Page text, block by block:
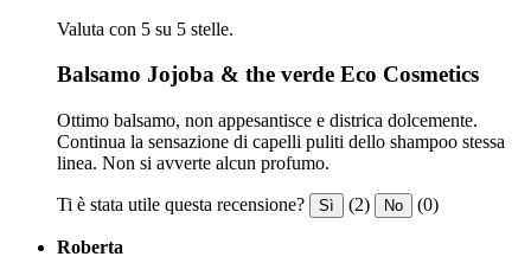
Valuta con 5 su 5 stelle.
Balsamo Jojoba & the verde Eco Cosmetics
Ottimo balsamo, non appesantisce e districa dolcemente.
Continua la sensazione di capelli puliti dello shampoo stessa
linea. Non si avverte alcun profumo.
Ti è stata utile questa recensione? Sì (2) No (0)
Roberta